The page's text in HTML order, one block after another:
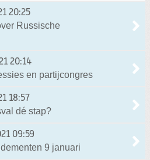
20:25
Russische
20:14
en partijcongres
18:57
dé stap?
09:59
9 januari